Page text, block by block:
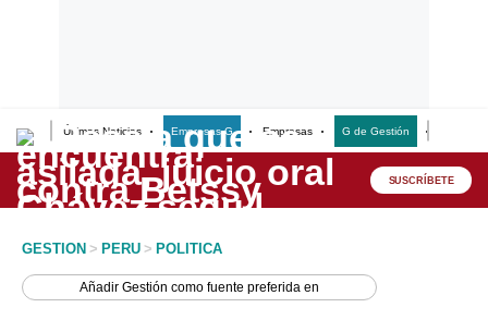
Últimas Noticias Empresas G Empresas G de Gestión
Lo último
Peru Quiosco SUSCRÍBETE
GESTION > PERU > POLITICA
AñadirGestión como fuente preferida en